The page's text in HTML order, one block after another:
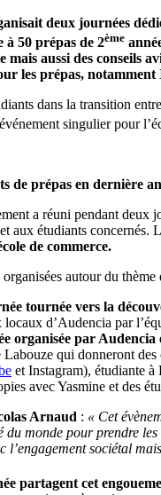
deux journées
à 50 prépas de 2ème
aussi des conseils
les prépas,
dans la transition
singulier pour
de prépas en dernière
a réuni pendant deux
aux étudiants concernés.
de commerce.
autour du
tournée vers la
d’Audencia par
organisée par
qui donneront
et Instagram), étudiante
avec Yasmine et des
Arnaud : « Cet
monde pour prendre
sociétal
partagent cet